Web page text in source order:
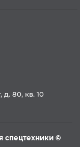
80, кв. 10
спецтехники ©